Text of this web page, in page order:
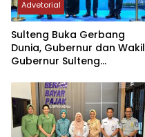
Advetorial
Sulteng Buka Gerbang
Dunia, Gubernur dan Wakil
Gubernur Sulteng
Perdana Internasional
Palu-Guangzhou